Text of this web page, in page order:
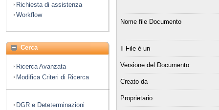
Richiesta di assistenza
Workflow
Cerca
Ricerca Avanzata
Modifica Criteri di Ricerca
DGR e Deteterminazioni
Nome file Documento
Il File è un
Versione del Documento
Creato da
Proprietario